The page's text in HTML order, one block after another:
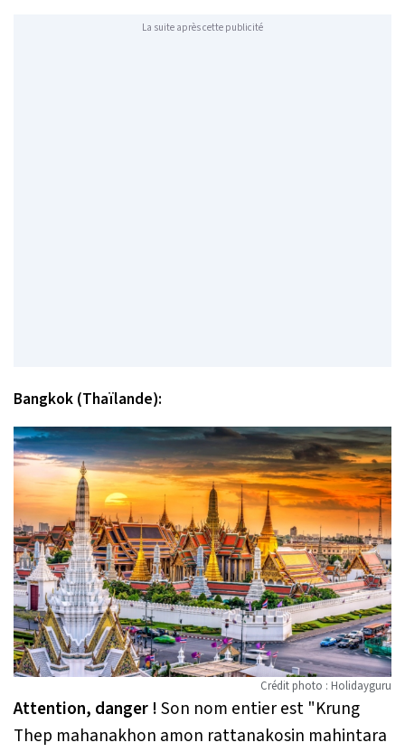
La suite après cette publicité
Bangkok (Thaïlande):
Crédit photo : Holidayguru
Attention, danger !Son nom entier est "Krung
Thep mahanakhon amon rattanakosin mahintara